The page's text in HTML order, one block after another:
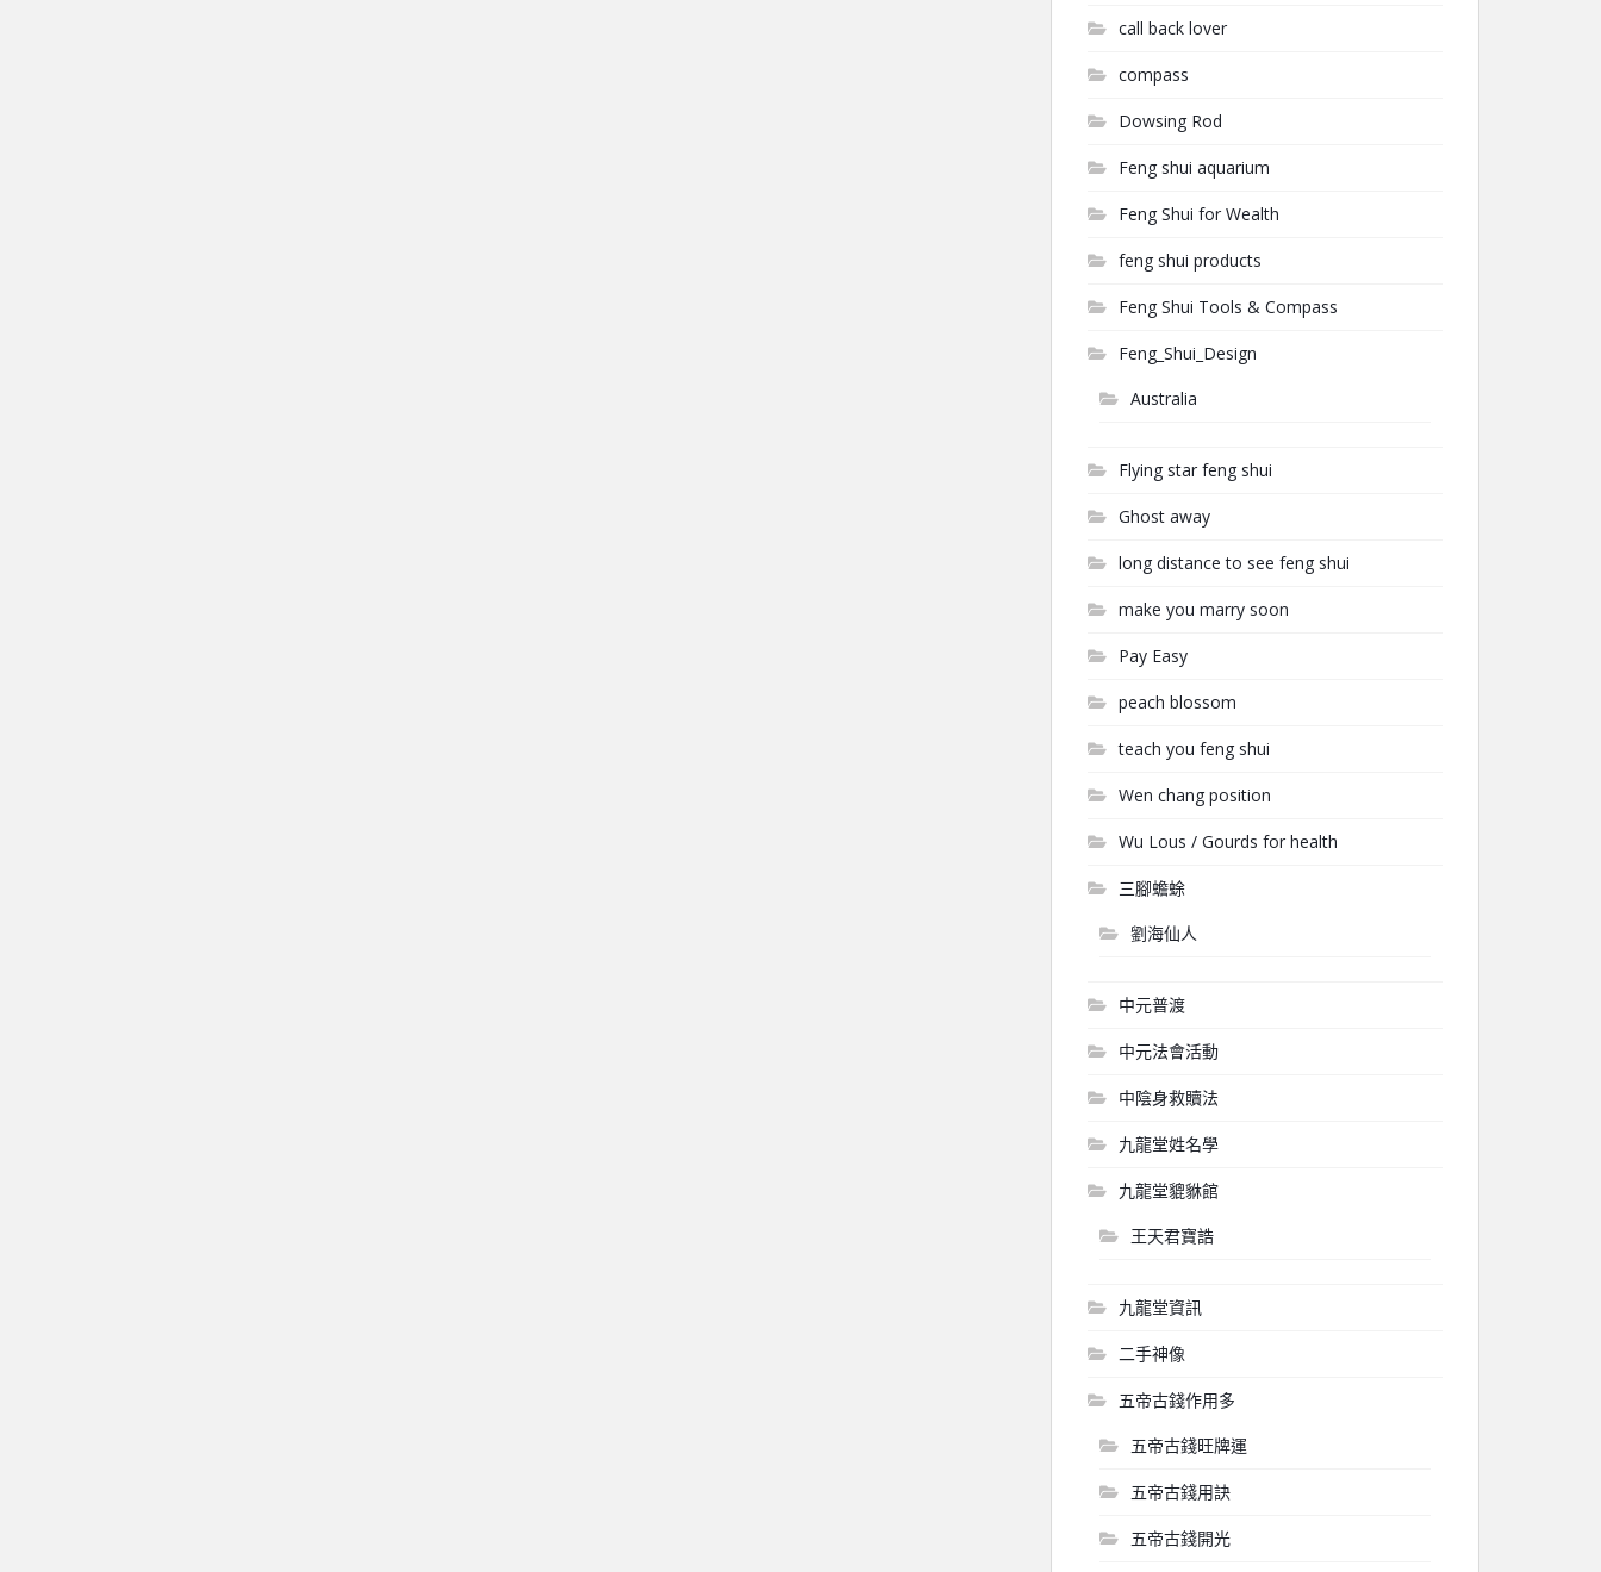
call back lover
compass
Dowsing Rod
Feng shui aquarium
Feng Shui for Wealth
feng shui products
Feng Shui Tools & Compass
Feng_Shui_Design
Australia
Flying star feng shui
Ghost away
long distance to see feng shui
make you marry soon
Pay Easy
peach blossom
teach you feng shui
Wen chang position
Wu Lous / Gourds for health
三腳蟾蜍
劉海仙人
中元普渡
中元法會活動
中陰身救贖法
九龍堂姓名學
九龍堂貔貅館
王天君寶誥
九龍堂資訊
二手神像
五帝古錢作用多
五帝古錢旺牌運
五帝古錢用訣
五帝古錢開光